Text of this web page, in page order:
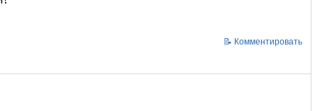
📝 Комментировать